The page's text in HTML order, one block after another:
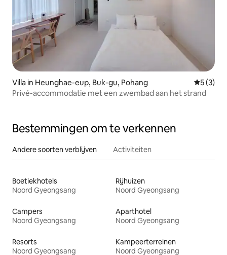
Villa in Heunghae-eup, Buk-gu, Pohang
5 (3)
Privé-accommodatie met een zwembad aan het strand
Bestemmingen om te verkennen
Andere soorten verblijven Activiteiten
Boetiekhotels
Noord Gyeongsang
Rijhuizen
Noord Gyeongsang
Campers
Noord Gyeongsang
Aparthotel
Noord Gyeongsang
Resorts
Noord Gyeongsang
Kampeerterreinen
Noord Gyeongsang